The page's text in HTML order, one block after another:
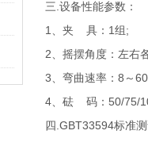
三 设备性能参数：
1 、夹 具： 1 组 ;
2、摇摆角度：左右
3、弯曲速率： 8 ～
4、砝 码： 50/75/
四 .GBT33594标准